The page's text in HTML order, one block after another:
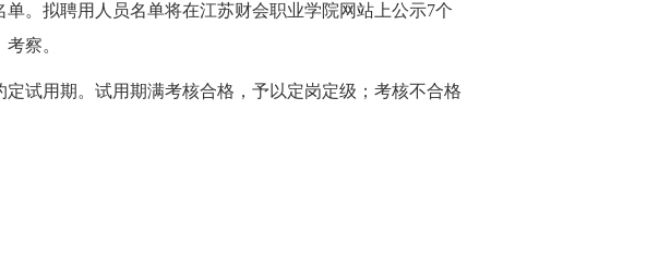
。拟聘用人员名单将在江苏财会职业学院网站上公示7个
察。
试用期。试用期满考核合格，予以定岗定级；考核不合格